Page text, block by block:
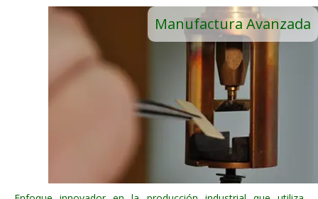
Manufactura Avanzada